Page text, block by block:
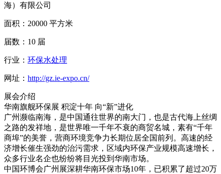
海）有限公司
面积：20000 平方米
届数：10 届
行业： 环保水处理
网址： http://gz.ie-expo.cn/
展会介绍
华南旗舰环保展 积淀十年 向“新”进化
广州濒临南海，是中国通往世界的南大门，也是古代海上丝绸
之路的发祥地，是世界唯一千年不衰的商贸名城，素有“千年
商埠”的美誉，营商环境竞争力长期位居全国前列。高速的经
济增长催生强劲的治污需求，区域内环保产业规模高速增长，
众多行业名企也纷纷将目光投到华南市场。
中国环博会广州展深耕华南环保市场10年，已积累了超过20万